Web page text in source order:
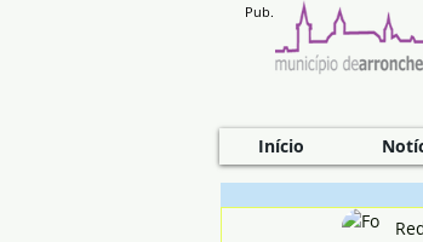
Pub.
Início